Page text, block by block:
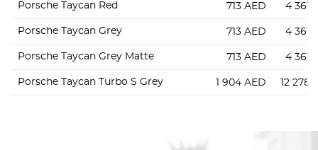
Porsche Taycan Red 713 AED 4 361
Porsche Taycan Grey 713 AED 4 361
Porsche Taycan Grey Matte 713 AED 4 361
Porsche Taycan Turbo S Grey 1 904 AED 12 278